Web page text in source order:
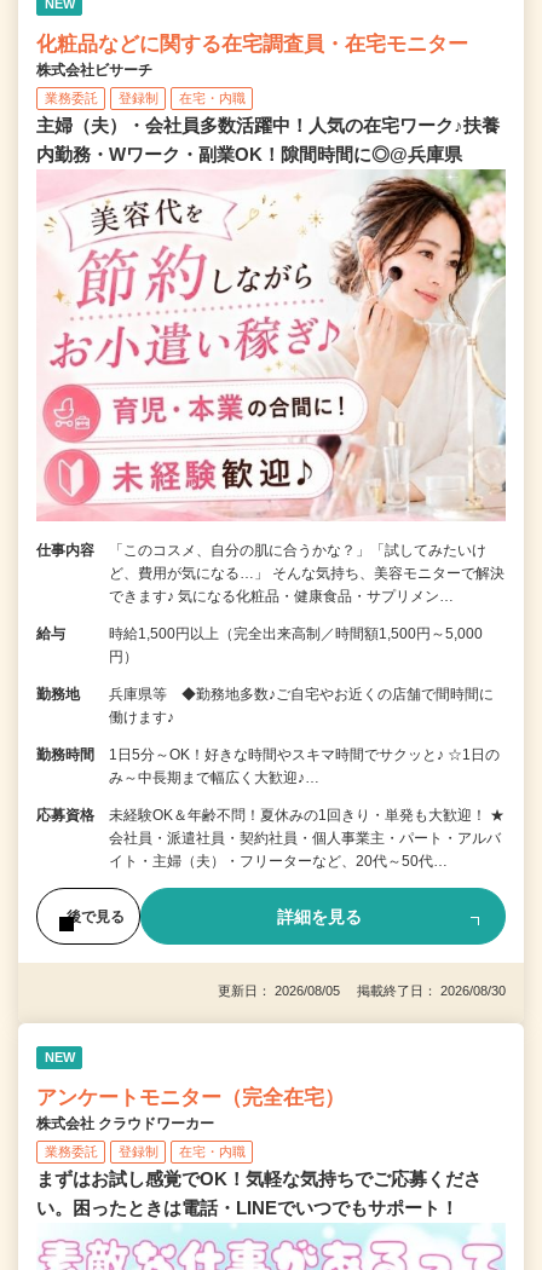
NEW
化粧品などに関する在宅調査員・在宅モニター
株式会社ビサーチ
業務委託 登録制 在宅・内職
主婦（夫）・会社員多数活躍中！人気の在宅ワーク♪扶養
内勤務・Wワーク・副業OK！隙間時間に◎@兵庫県
仕事内容
「このコスメ、自分の肌に合うかな？」「試してみたいけ
ど、費用が気になる…」 そんな気持ち、美容モニターで解決
できます♪ 気になる化粧品・健康食品・サプリメン…
給与
時給1,500円以上（完全出来高制／時間額1,500円～5,000
円）
勤務地
兵庫県等 ◆勤務地多数♪ご自宅やお近くの店舗で間時間に
働けます♪
勤務時間
1日5分～OK！好きな時間やスキマ時間でサクッと♪ ☆1日の
み～中長期まで幅広く大歓迎♪…
応募資格
未経験OK＆年齢不問！夏休みの1回きり・単発も大歓迎！ ★
会社員・派遣社員・契約社員・個人事業主・パート・アルバ
イト・主婦（夫）・フリーターなど、20代～50代…
後で見る 詳細を見る
更新日： 2026/08/05 掲載終了日： 2026/08/30
NEW
アンケートモニター（完全在宅）
株式会社 クラウドワーカー
業務委託 登録制 在宅・内職
まずはお試し感覚でOK！気軽な気持ちでご応募くださ
い。困ったときは電話・LINEでいつでもサポート！